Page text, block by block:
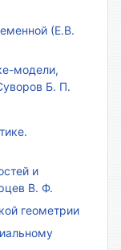
(Е.В.
модели,
Б. П.
и
В. Ф.
геометрии